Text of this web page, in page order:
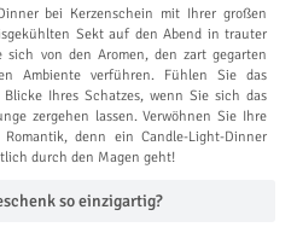
bei Kerzenschein mit Ihrer großen
Sekt auf den Abend in trauter
sich von den Aromen, den zart gegarten
Ambiente verführen. Fühlen Sie das
Ihres Schatzes, wenn Sie sich das
zergehen lassen. Verwöhnen Sie Ihre
denn ein Candle-Light-Dinner
durch den Magen geht!
so einzigartig?